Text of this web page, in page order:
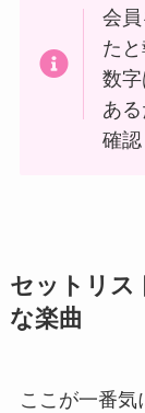
会
た
数
あ
確認
セットリス
な楽曲
ここが一番気